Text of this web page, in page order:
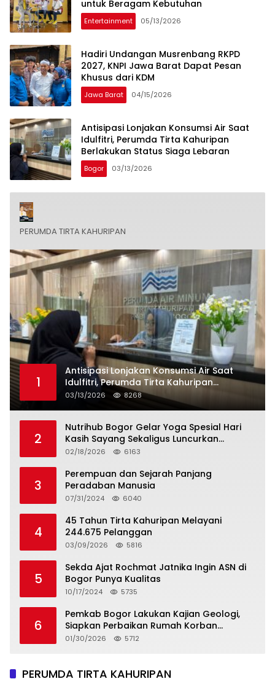
untuk Beragam Kebutuhan
Entertainment 05/13/2026
Hadiri Undangan Musrenbang RKPD
2027, KNPI Jawa Barat Dapat Pesan
Khusus dari KDM
Jawa Barat 04/15/2026
Antisipasi Lonjakan Konsumsi Air Saat
Idulfitri, Perumda Tirta Kahuripan
Berlakukan Status Siaga Lebaran
Bogor 03/13/2026
PERUMDA TIRTA KAHURIPAN
1
Antisipasi Lonjakan Konsumsi Air Saat
Idulfitri, Perumda Tirta Kahuripan
Berlakukan Status Siaga Lebaran
03/13/2026 8268
2
Nutrihub Bogor Gelar Yoga Spesial Hari
Kasih Sayang Sekaligus Luncurkan
Tropicana Slim Beras Porang Golden Ube
02/18/2026 6163
3
Perempuan dan Sejarah Panjang
Peradaban Manusia
07/31/2024 6040
4
45 Tahun Tirta Kahuripan Melayani
244.675 Pelanggan
03/09/2026 5816
5
Sekda Ajat Rochmat Jatnika Ingin ASN di
Bogor Punya Kualitas
10/17/2024 5735
6
Pemkab Bogor Lakukan Kajian Geologi,
Siapkan Perbaikan Rumah Korban
Pergeseran Tanah
01/30/2026 5712
PERUMDA TIRTA KAHURIPAN